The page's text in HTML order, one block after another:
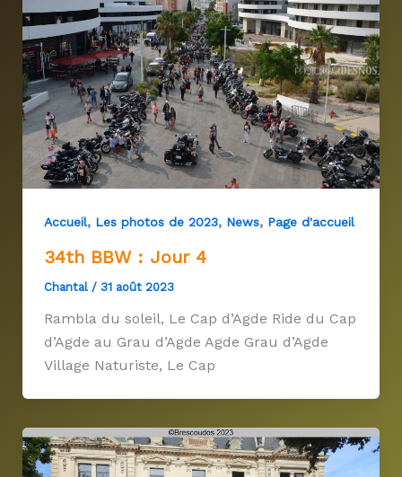
Accueil, Les photos de 2023, News, Page d'accueil
34th BBW : Jour 4
Chantal / 31 août 2023
Rambla du soleil, Le Cap d’Agde Ride du Cap
d’Agde au Grau d’Agde Agde Grau d’Agde
Village Naturiste, Le Cap